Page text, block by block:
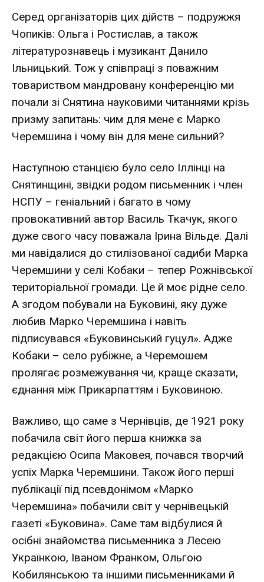
Серед організаторів цих дійств – подружжя
Чопиків: Ольга і Ростислав, а також
літературознавець і музикант Данило
Ільницький. Тож у співпраці з поважним
товариством мандровану конференцію ми
почали зі Снятина науковими читаннями крізь
призму запитань: чим для мене є Марко
Черемшина і чому він для мене сильний?
Наступною станцією було село Іллінці на
Снятинщині, звідки родом письменник і член
НСПУ – геніальний і багато в чому
провокативний автор Василь Ткачук, якого
дуже свого часу поважала Ірина Вільде. Далі
ми навідалися до стилізованої садиби Марка
Черемшини у селі Кобаки – тепер Рожнівської
територіальної громади. Це й моє рідне село.
А згодом побували на Буковині, яку дуже
любив Марко Черемшина і навіть
підписувався «Буковинський гуцул». Адже
Кобаки – село рубіжне, а Черемошем
пролягає розмежування чи, краще сказати,
єднання між Прикарпаттям і Буковиною.
Важливо, що саме з Чернівців, де 1921 року
побачила світ його перша книжка за
редакцією Осипа Маковея, почався творчий
успіх Марка Черемшини. Також його перші
публікації під псевдонімом «Марко
Черемшина» побачили світ у чернівецькій
газеті «Буковина». Саме там відбулися й
осібні знайомства письменника з Лесею
Українкою, Іваном Франком, Ольгою
Кобилянською та іншими письменниками й